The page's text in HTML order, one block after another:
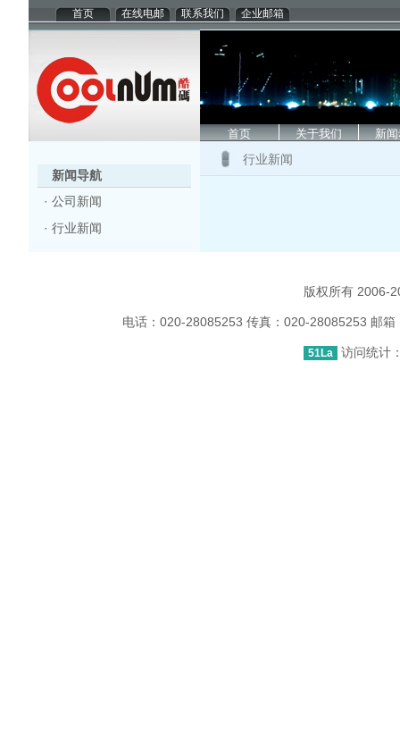
首页 在线电邮 联系我们 企业邮箱
首页 关于我们 新
新闻导航
· 公司新闻
· 行业新闻
行业新闻
版权所有 2006-
电话：020-28085253 传真：020-28085253 邮
51La 访问统计